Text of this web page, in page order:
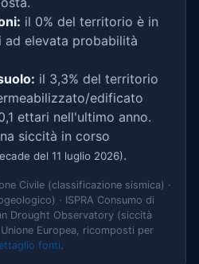
il 0% del territorio è in
ad elevata probabilità
il 3,3% del territorio
edificato
ettari nell'ultimo anno.
siccità in corso
del 11 luglio 2026).
Civile (classificazione sismica) ·
· ISPRA Consumo di
Drought Observatory (siccità
Europea, ricomposti per
fonti.